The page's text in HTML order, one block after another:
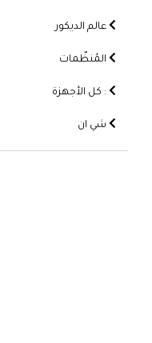
عالم الديكور
المُنظّمات
: كل الأجهزة
شي ان